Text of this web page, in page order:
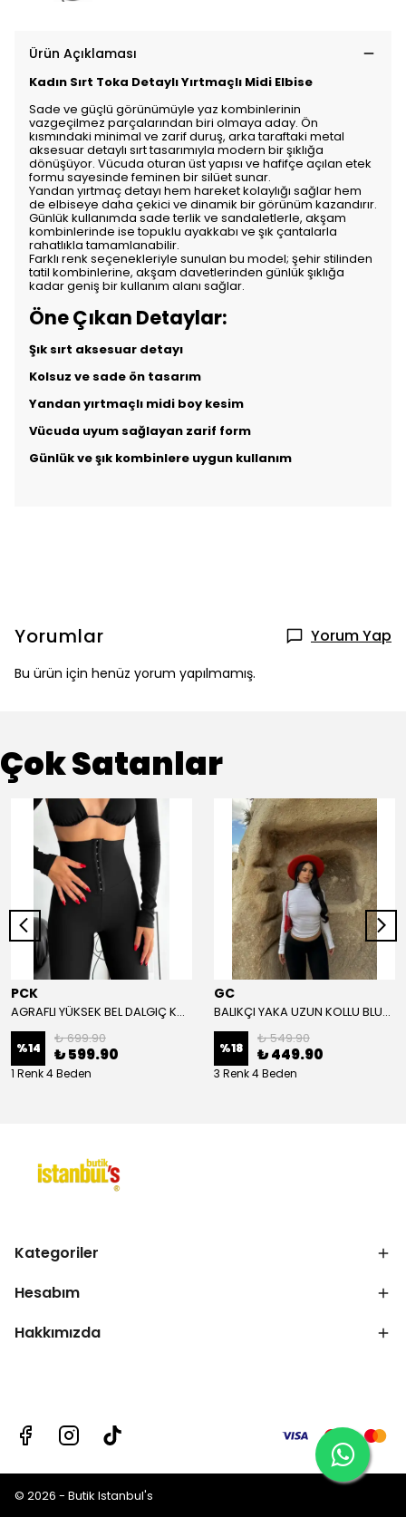
Ürün Açıklaması
Kadın Sırt Toka Detaylı Yırtmaçlı Midi Elbise
Sade ve güçlü görünümüyle yaz kombinlerinin
vazgeçilmez parçalarından biri olmaya aday. Ön
kısmındaki minimal ve zarif duruş, arka taraftaki metal
aksesuar detaylı sırt tasarımıyla modern bir şıklığa
dönüşüyor. Vücuda oturan üst yapısı ve hafifçe açılan etek
formu sayesinde feminen bir silüet sunar.
Yandan yırtmaç detayı hem hareket kolaylığı sağlar hem
de elbiseye daha çekici ve dinamik bir görünüm kazandırır.
Günlük kullanımda sade terlik ve sandaletlerle, akşam
kombinlerinde ise topuklu ayakkabı ve şık çantalarla
rahatlıkla tamamlanabilir.
Farklı renk seçenekleriyle sunulan bu model; şehir stilinden
tatil kombinlerine, akşam davetlerinden günlük şıklığa
kadar geniş bir kullanım alanı sağlar.
Öne Çıkan Detaylar:
Şık sırt aksesuar detayı
Kolsuz ve sade ön tasarım
Yandan yırtmaçlı midi boy kesim
Vücuda uyum sağlayan zarif form
Günlük ve şık kombinlere uygun kullanım
Yorumlar Yorum Yap
Bu ürün için henüz yorum yapılmamış.
Çok Satanlar
PCK
AGRAFLI YÜKSEK BEL DALGIÇ KUMAŞ TAYT - Siyah
%14
₺ 699.90
₺ 599.90
1 Renk 4 Beden
GC
BALIKÇI YAKA UZUN KOLLU BLUZ - Beyaz
%18
₺ 549.90
₺ 449.90
3 Renk 4 Beden
Kategoriler
Hesabım
Hakkımızda
© 2026 - Butik Istanbul's